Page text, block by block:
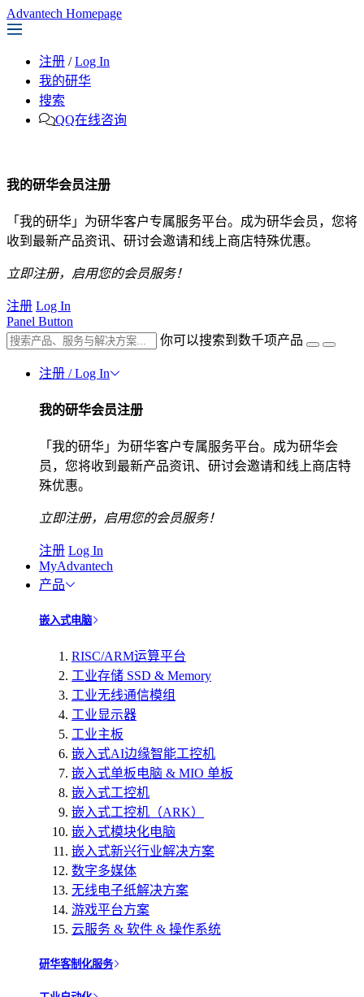
Advantech Homepage
注册 / Log In
我的研华
搜索
QQ在线咨询
我的研华会员注册
「我的研华」为研华客户专属服务平台。成为研华会员，您将
收到最新产品资讯、研讨会邀请和线上商店特殊优惠。
立即注册，启用您的会员服务！
注册 Log In
Panel Button
你可以搜索到数千项产品
注册 / Log In
我的研华会员注册
「我的研华」为研华客户专属服务平台。成为研华会
员，您将收到最新产品资讯、研讨会邀请和线上商店特
殊优惠。
立即注册，启用您的会员服务！
注册 Log In
MyAdvantech
产品
嵌入式电脑
RISC/ARM运算平台
工业存储 SSD & Memory
工业无线通信模组
工业显示器
工业主板
嵌入式AI边缘智能工控机
嵌入式单板电脑 & MIO 单板
嵌入式工控机
嵌入式工控机（ARK）
嵌入式模块化电脑
嵌入式新兴行业解决方案
数字多媒体
无线电子纸解决方案
游戏平台方案
云服务 & 软件 & 操作系统
研华客制化服务